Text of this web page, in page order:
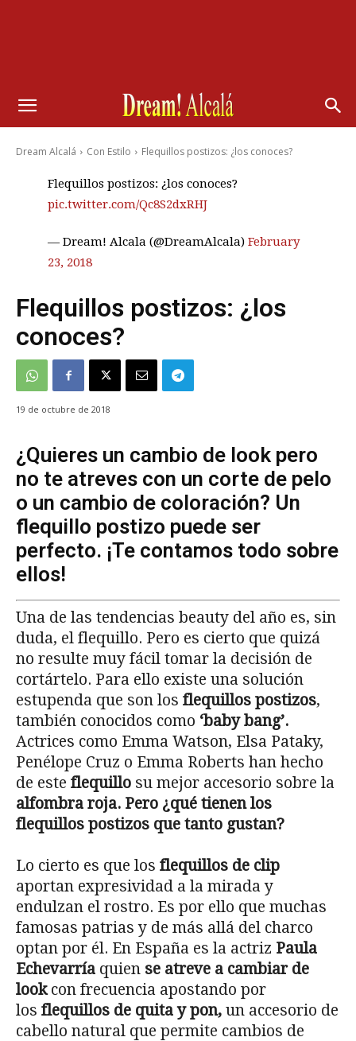
Dream Alcalá Con Estilo Flequillos postizos: ¿los conoces?
Flequillos postizos: ¿los conoces?
pic.twitter.com/Qc8S2dxRHJ
— Dream! Alcala (@DreamAlcala) February
23, 2018
Flequillos postizos: ¿los
conoces?
19 de octubre de 2018
¿Quieres un cambio de look pero
no te atreves con un corte de pelo
o un cambio de coloración? Un
flequillo postizo puede ser
perfecto. ¡Te contamos todo sobre
ellos!
Una de las tendencias beauty del año es, sin
duda, el flequillo. Pero es cierto que quizá
no resulte muy fácil tomar la decisión de
cortártelo. Para ello existe una solución
estupenda que son los flequillos postizos,
también conocidos como ‘baby bang’.
Actrices como Emma Watson, Elsa Pataky,
Penélope Cruz o Emma Roberts han hecho
de este flequillo su mejor accesorio sobre la
alfombra roja. Pero ¿qué tienen los
flequillos postizos que tanto gustan?
Lo cierto es que los flequillos de clip
aportan expresividad a la mirada y
endulzan el rostro. Es por ello que muchas
famosas patrias y de más allá del charco
optan por él. En España es la actriz Paula
Echevarría quien se atreve a cambiar de
lookcon frecuencia apostando por
los flequillos de quita y pon, un accesorio de
cabello natural que permite cambios de